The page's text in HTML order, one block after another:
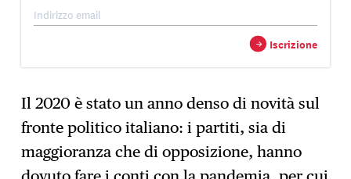
→ Iscrizione
Il 2020 è stato un anno denso di novità sul
fronte politico italiano: i partiti, sia di
maggioranza che di opposizione, hanno